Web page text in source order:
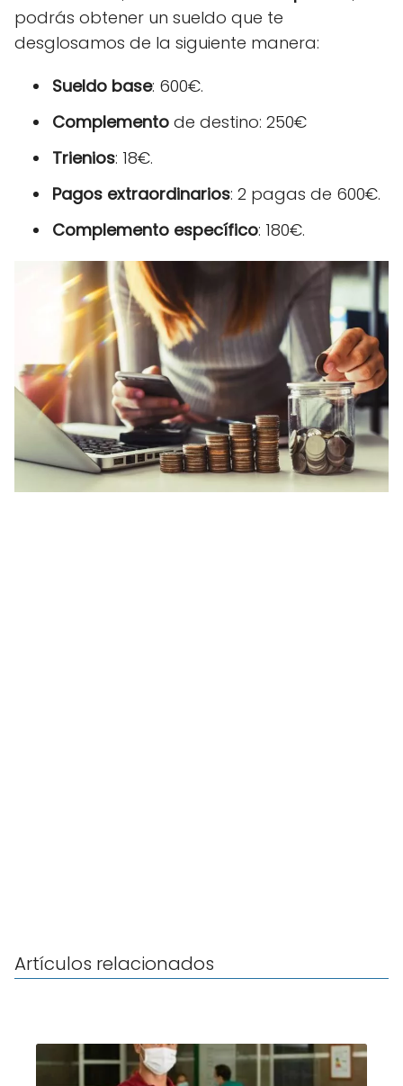
podrás obtener un sueldo que te
desglosamos de la siguiente manera:
Sueldo base: 600€.
Complemento de destino: 250€
Trienios: 18€.
Pagos extraordinarios: 2 pagas de 600€.
Complemento específico: 180€.
Artículos relacionados